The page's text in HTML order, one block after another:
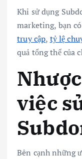
Khi sử dụng
marketing, bạn
truy cập, tỷ lệ
quả tổng thể của
việc
Bên cạnh những